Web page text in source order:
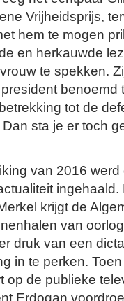
Vrijheidsprijs,
hem te mogen
en herkauwde
te spekken.
benoemd
tot de
sta je er toch
van 2016
ingehaald.
krijgt de
van
druk van een
in te perken.
op de publieke